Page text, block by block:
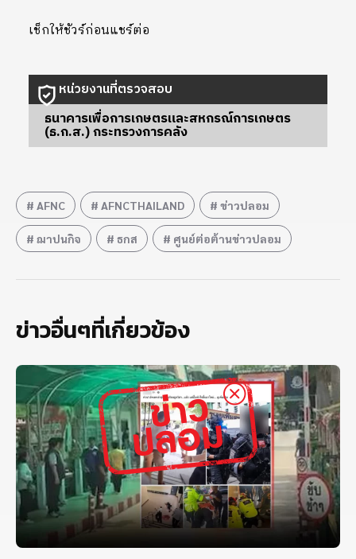
เช็กให้ชัวร์ก่อนแชร์ต่อ
หน่วยงานที่ตรวจสอบ
ธนาคารเพื่อการเกษตรและสหกรณ์การเกษตร
(ธ.ก.ส.) กระทรวงการคลัง
AFNC AFNCTHAILAND ข่าวปลอม
ฌาปนกิจ ธกส ศูนย์ต่อต้านข่าวปลอม
ข่าวอื่นๆที่เกี่ยวข้อง